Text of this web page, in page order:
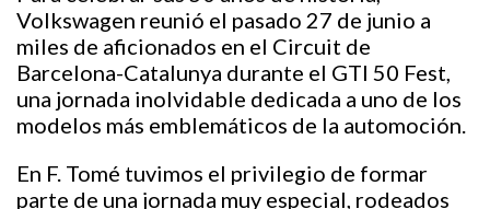
Volkswagen reunió el pasado 27 de junio a
miles de aficionados en el Circuit de
Barcelona-Catalunya durante el GTI 50 Fest,
una jornada inolvidable dedicada a uno de los
modelos más emblemáticos de la automoción.
En F. Tomé tuvimos el privilegio de formar
parte de una jornada muy especial, rodeados